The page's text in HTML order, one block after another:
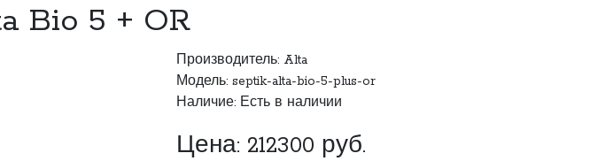
Bio 5 + OR
Производитель: Alta
Модель: septik-alta-bio-5-plus-or
Наличие: Есть в наличии
Цена: 212300 руб.